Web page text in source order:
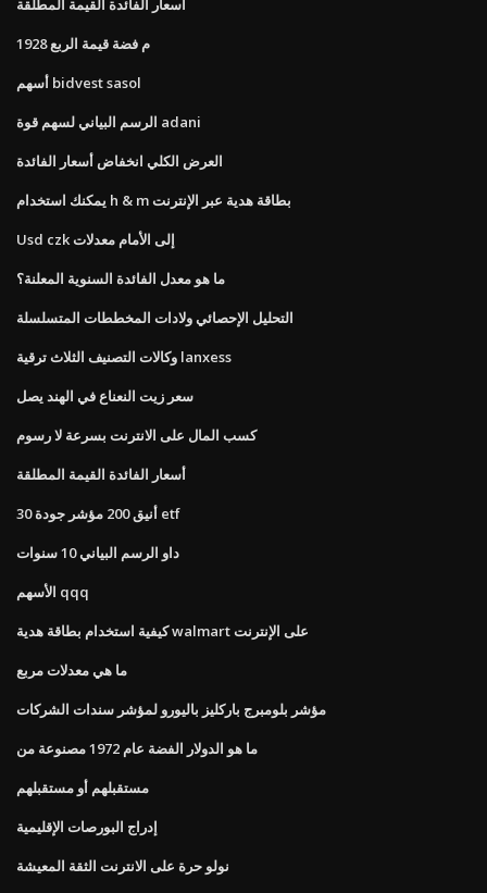
أسعار الفائدة القيمة المطلقة
1928 م فضة قيمة الربع
أسهم bidvest sasol
الرسم البياني لسهم قوة adani
العرض الكلي انخفاض أسعار الفائدة
يمكنك استخدام h & m بطاقة هدية عبر الإنترنت
Usd czk إلى الأمام معدلات
ما هو معدل الفائدة السنوية المعلنة؟
التحليل الإحصائي ولادات المخططات المتسلسلة
وكالات التصنيف الثلاث ترقية lanxess
سعر زيت النعناع في الهند يصل
كسب المال على الانترنت بسرعة لا رسوم
أسعار الفائدة القيمة المطلقة
أنيق 200 مؤشر جودة 30 etf
داو الرسم البياني 10 سنوات
الأسهم qqq
كيفية استخدام بطاقة هدية walmart على الإنترنت
ما هي معدلات مربع
مؤشر بلومبرج باركليز باليورو لمؤشر سندات الشركات
ما هو الدولار الفضة عام 1972 مصنوعة من
مستقبلهم أو مستقبلهم
إدراج البورصات الإقليمية
نولو حرة على الانترنت الثقة المعيشة